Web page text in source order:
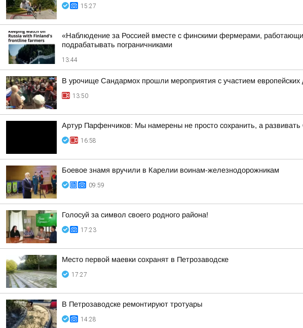
15:27
«Наблюдение за Россией вместе с финскими фермерами,
подрабатывать пограничниками
13:44
В урочище Сандармох прошли мероприятия с участием европейских
13:50
Артур Парфенчиков: Мы намерены не просто сохранить, а
16:58
Боевое знамя вручили в Карелии воинам-железнодорожникам
09:59
Голосуй за символ своего родного района!
17:23
Место первой маевки сохранят в Петрозаводске
17:27
В Петрозаводске ремонтируют тротуары
14:28